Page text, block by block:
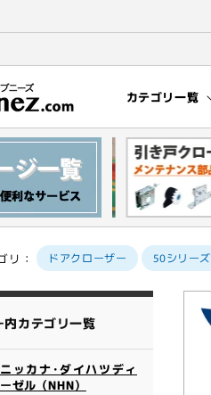
カテゴリ一覧
リ： ドアクローザー 50シリーズ
内カテゴリ一覧
ニッカナ･ダイハツディ
ーゼル（NHN）